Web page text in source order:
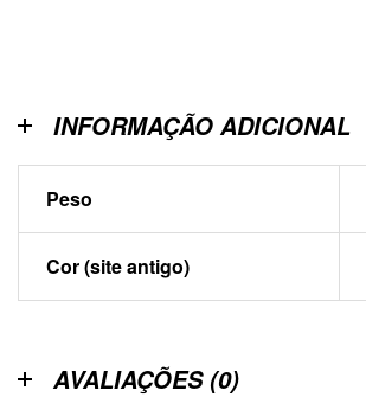
INFORMAÇÃO ADICIONAL
Peso
Cor (site antigo)
AVALIAÇÕES (0)